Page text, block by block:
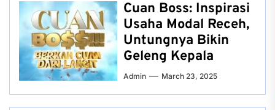
Cuan Boss: Inspirasi
Usaha Modal Receh,
Untungnya Bikin
Geleng Kepala
Admin March 23, 2025